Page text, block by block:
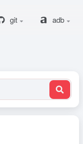
git adb